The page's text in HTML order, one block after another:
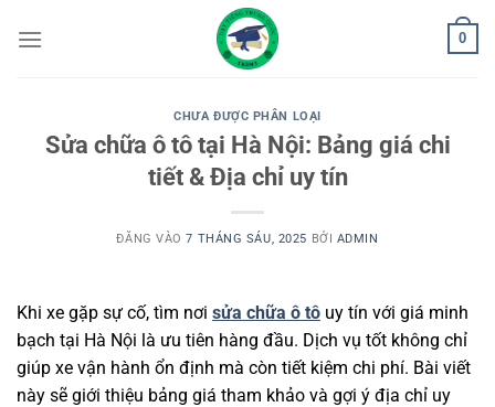
qua
0
CHƯA ĐƯỢC PHÂN LOẠI
Sửa chữa ô tô tại Hà Nội: Bảng giá chi
tiết & Địa chỉ uy tín
ĐĂNG VÀO7 THÁNG SÁU, 2025 BỞI ADMIN
Khi xe gặp sự cố, tìm nơi sửa chữa ô tô uy tín với giá minh
bạch tại Hà Nội là ưu tiên hàng đầu. Dịch vụ tốt không chỉ
giúp xe vận hành ổn định mà còn tiết kiệm chi phí. Bài viết
này sẽ giới thiệu bảng giá tham khảo và gợi ý địa chỉ uy